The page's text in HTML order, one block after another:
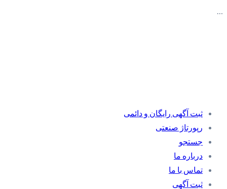
…
ثبت آگهی رایگان و دائمی
رپورتاژ صنعتی
جستجو
درباره ما
تماس با ما
ثبت آگهی